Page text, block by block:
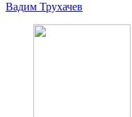
Вадим Трухачев